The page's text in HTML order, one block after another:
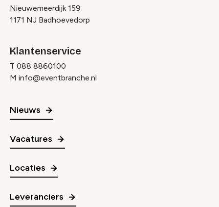
Nieuwemeerdijk 159
1171 NJ Badhoevedorp
Klantenservice
T 088 8860100
M info@eventbranche.nl
Nieuws
Vacatures
Locaties
Leveranciers